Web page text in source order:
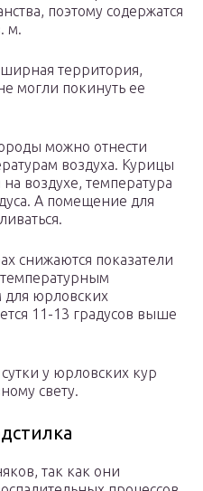
поэтому содержатся
м.
территория,
могли покинуть ее
можно отнести
воздуха. Курицы
воздухе, температура
А помещение для
снижаются показатели
юрловских
11-13 градусов выше
у юрловских кур
свету.
так как они